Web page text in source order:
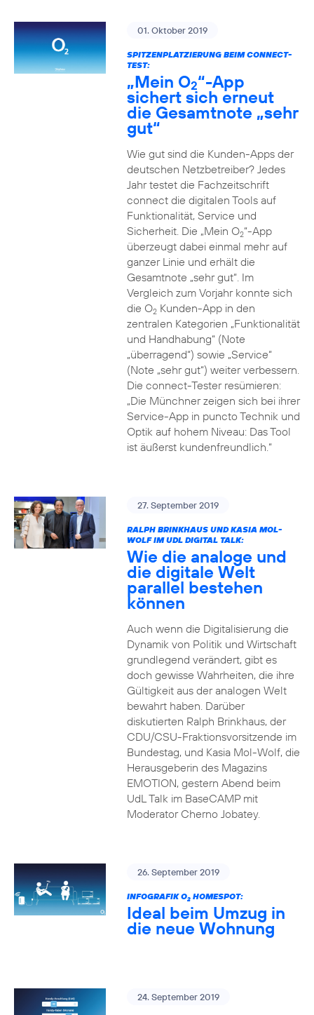
01. Oktober 2019
SPITZENPLATZIERUNG BEIM CONNECT-
TEST:
„Mein O2“-App
sichert sich erneut
die Gesamtnote „sehr
gut“
Wie gut sind die Kunden-Apps der
deutschen Netzbetreiber? Jedes
Jahr testet die Fachzeitschrift
connect die digitalen Tools auf
Funktionalität, Service und
Sicherheit. Die „Mein O2“-App
überzeugt dabei einmal mehr auf
ganzer Linie und erhält die
Gesamtnote „sehr gut“. Im
Vergleich zum Vorjahr konnte sich
die O2Kunden-App in den
zentralen Kategorien „Funktionalität
und Handhabung“ (Note
„überragend“) sowie „Service“
(Note „sehr gut“) weiter verbessern.
Die connect-Tester resümieren:
„Die Münchner zeigen sich bei ihrer
Service-App in puncto Technik und
Optik auf hohem Niveau: Das Tool
ist äußerst kundenfreundlich.“
27. September 2019
RALPH BRINKHAUS UND KASIA MOL-
WOLF IM UDL DIGITAL TALK:
Wie die analoge und
die digitale Welt
parallel bestehen
können
Auch wenn die Digitalisierung die
Dynamik von Politik und Wirtschaft
grundlegend verändert, gibt es
doch gewisse Wahrheiten, die ihre
Gültigkeit aus der analogen Welt
bewahrt haben. Darüber
diskutierten Ralph Brinkhaus, der
CDU/CSU-Fraktionsvorsitzende im
Bundestag, und Kasia Mol-Wolf, die
Herausgeberin des Magazins
EMOTION, gestern Abend beim
UdL Talk im BaseCAMP mit
Moderator Cherno Jobatey.
26. September 2019
INFOGRAFIK O2HOMESPOT:
Ideal beim Umzug in
die neue Wohnung
24. September 2019